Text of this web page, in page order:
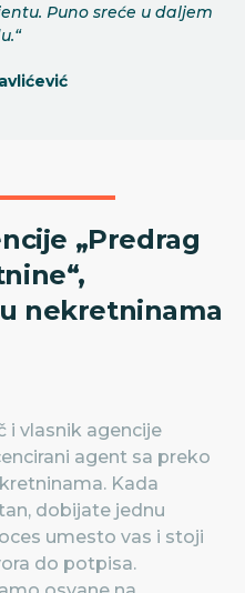
Puno sreće u daljem
„Predrag
nekretninama
i vlasnik agencije
agent sa preko
Kada
dobijate jednu
umesto vas i stoji
do potpisa.